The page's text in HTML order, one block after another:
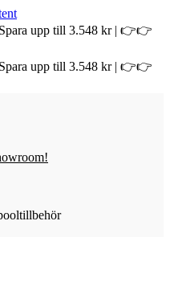
upp till 3.548 kr | 👉👉
upp till 3.548 kr | 👉👉